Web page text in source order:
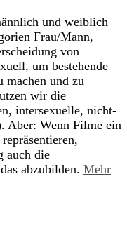
und weiblich
Frau/Mann,
von
um bestehende
machen und zu
wir die
intersexuelle, nicht-
Aber: Wenn Filme ein
auch die
abzubilden. Mehr